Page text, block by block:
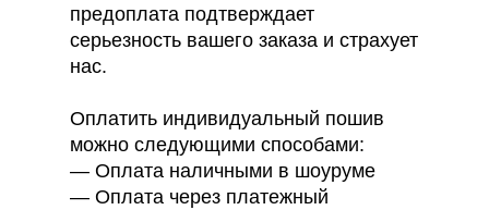
предоплата подтверждает
серьезность вашего заказа и страхует
нас.
Оплатить индивидуальный пошив
можно следующими способами:
— Оплата наличными в шоуруме
— Оплата через платежный